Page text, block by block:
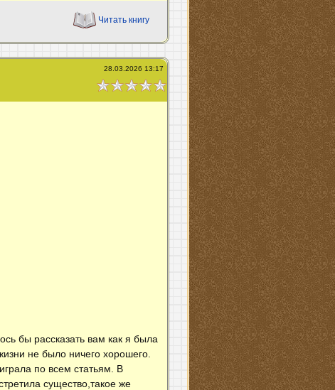
Читать книгу
28.03.2026 13:17
бы рассказать вам как я была
не было ничего хорошего.
по всем статьям. В
существо,такое же